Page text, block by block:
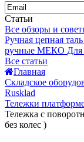
Статьи
Все обзоры и
Ручная цепная
ручные МЕКО Для
Все статьи
Главная
Складское
Rusklad
Тележки
Тележка с
без колес )